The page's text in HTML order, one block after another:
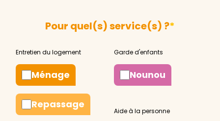
Pour quel(s) service(s) ?*
Ménage
Repassage
Nounou